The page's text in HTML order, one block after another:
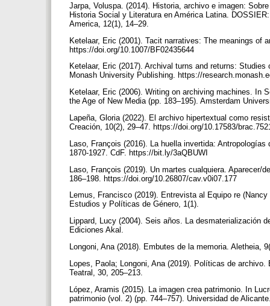
Jarpa, Voluspa. (2014). Historia, archivo e imagen:
Historia Social y Literatura en América Latina.
America, 12(1), 14–29.
Ketelaar, Eric (2001). Tacit narratives: The meanings of
https://doi.org/10.1007/BF02435644
Ketelaar, Eric (2017). Archival turns and returns:
Monash University Publishing. https://
Ketelaar, Eric (2006). Writing on archiving machines. In
the Age of New Media (pp. 183–195). Amsterdam
Lapeña, Gloria (2022). El archivo hipertextual como
Creación, 10(2), 29–47. https://doi.org/10.17583/
Laso, François (2016). La huella invertida:
1870-1927. CdF. https://bit.ly/3aQBUWI
Laso, François (2019). Un martes cualquiera. Aparecer/
186–198. https://doi.org/10.26807/cav.v0i07.177
Lemus, Francisco (2019). Entrevista al Equipo re
Estudios y Políticas de Género, 1(1).
Lippard, Lucy (2004). Seis años. La desmaterialización
Ediciones Akal.
Longoni, Ana (2018). Embutes de la memoria. Aletheia,
Lopes, Paola; Longoni, Ana (2019). Políticas de
Teatral, 30, 205–213.
López, Aramis (2015). La imagen crea patrimonio. In
patrimonio (vol. 2) (pp. 744–757). Universidad de